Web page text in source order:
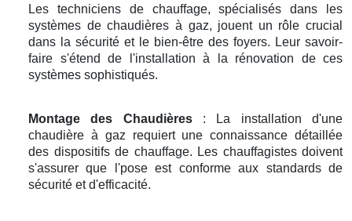
Les techniciens de chauffage, spécialisés dans les
systèmes de chaudières à gaz, jouent un rôle crucial
dans la sécurité et le bien-être des foyers. Leur savoir-
faire s'étend de l'installation à la rénovation de ces
systèmes sophistiqués.
Montage des Chaudières: La installation d'une
chaudière à gaz requiert une connaissance détaillée
des dispositifs de chauffage. Les chauffagistes doivent
s'assurer que l'pose est conforme aux standards de
sécurité et d'efficacité.